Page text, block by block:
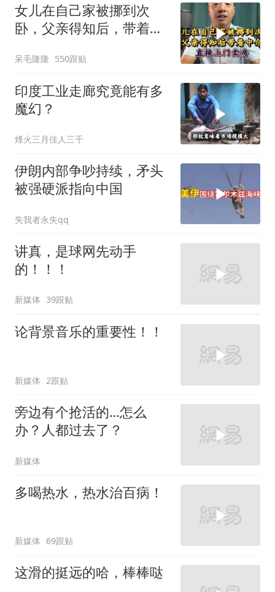
女儿在自己家被挪到次
卧，父亲得知后，带着中
呆毛隆隆 550跟贴
印度工业走廊究竟能有多
魔幻？
烽火三月佳人三千
伊朗内部争吵持续，矛头
被强硬派指向中国
失我者永失qq
讲真，是球网先动手
的！！！
新媒体 39跟贴
论背景音乐的重要性！！
新媒体 2跟贴
旁边有个抢活的…怎么
办？人都过去了？
新媒体
多喝热水，热水治百病！
新媒体 69跟贴
这滑的挺远的哈，棒棒哒